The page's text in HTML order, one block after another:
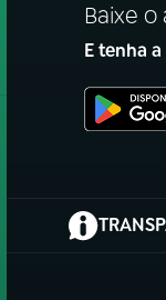
Baixe
E tenha
(abre em